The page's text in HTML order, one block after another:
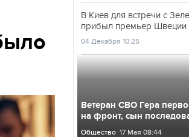
В Киев для встречи с
прибыл премьер Швеции
04 Декабря 10:25
Ветеран СВО Гера
на фронт, сын
Общество 17 Мая 08:44